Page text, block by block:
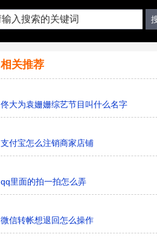
相关推荐
佟大为袁姗姗综艺节目叫什么名字
支付宝怎么注销商家店铺
qq里面的拍一拍怎么弄
微信转帐想退回怎么操作